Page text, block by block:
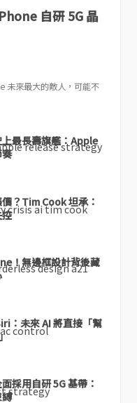
自研 5G 晶
未來最大的敵人，可能不
最長壽旗艦：Apple
？Tim Cook 坦承：
！無邊框設計背後藏
：未來 AI 將直接「幫
採用自研 5G 基帶：